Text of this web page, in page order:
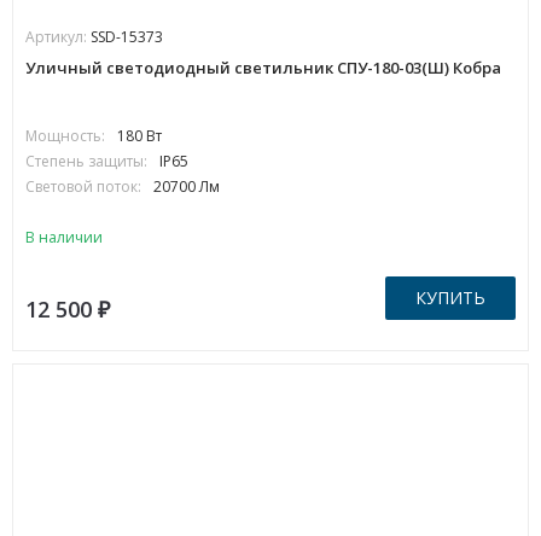
Артикул: SSD-15373
Уличный светодиодный светильник СПУ-180-03(Ш) Кобра
Мощность:
180 Вт
Степень защиты:
IP65
Световой поток:
20700 Лм
В наличии
12 500 ₽ КУПИТЬ